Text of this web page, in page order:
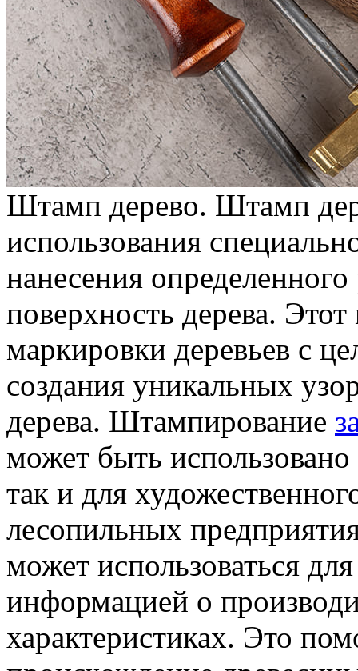
Штaмп дeрeвo. Штaмп
использования
нанесения
поверхность дерева.
маркировки деревьев с
создания уникальных
дерева. Штампирование
может быть
так и для
лесопильных
может использоваться
информацией о
характеристиках. Это